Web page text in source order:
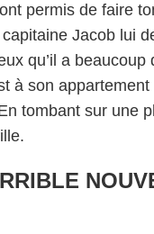
permis de faire
Jacob lui
qu’il a beaucoup
à son appartement
tombant sur une